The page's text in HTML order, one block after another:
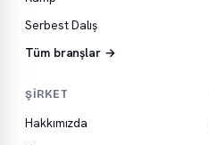
Serbest Dalış
Tüm branşlar →
ŞIRKET
Hakkımızda